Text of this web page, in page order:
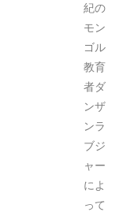
紀の
モン
ゴル
教育
者ダ
ンザ
ンラ
ブジ
ャー
によ
って